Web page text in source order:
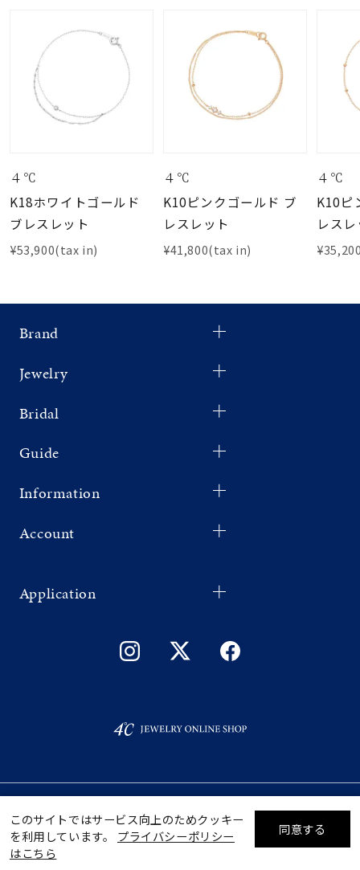
絞り込んで検索する
４℃
K18ホワイトゴールド
ブレスレット
¥53,900(tax in)
４℃
K10ピンクゴールド ブ
レスレット
¥41,800(tax in)
４℃
K10ピ
レス
Brand
Jewelry
Bridal
Guide
Information
Account
Application
このサイトではサービス向上のためクッキー
を利用しています。 プライバシーポリシー
はこちら
同意する
ギフトをお探しですか？